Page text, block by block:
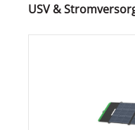
Produktgalerie
USV &